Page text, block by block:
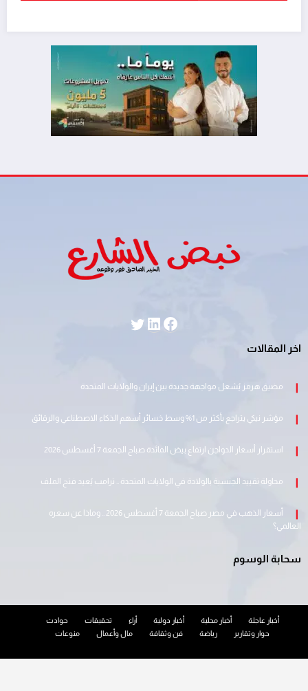
فيسبوك
لينكد إنتويتر
اخر المقالات
مضيق هرمز يُشعل مواجهة جديدة بين إيران والولايات المتحدة
مؤشر نيكي يتراجع بأكثر من 1% وسط خسائر أسهم الذكاء الاصطناعي والرقائق
استقرار أسعار الدواجن ارتفاع بيض المائدة صباح الجمعة 7 أغسطس 2026
محاولة تقييد الجنسية بالولادة في الولايات المتحدة .. ترامب يُعيد فتح الملف
أسعار الذهب في مصر صباح الجمعة 7 أغسطس 2026 .. وماذا عن سعره
العالمي؟
سحابة الوسوم
أخبار عاجلة أخبار محلية أخبار دولية أراء تحقيقات
حوادث
حوار وتقارير
رياضة فن وثقافة مال وأعمال منوعات